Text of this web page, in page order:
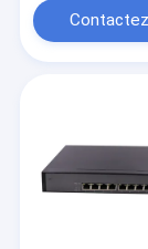
Contactez